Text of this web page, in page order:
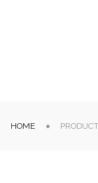
HOME